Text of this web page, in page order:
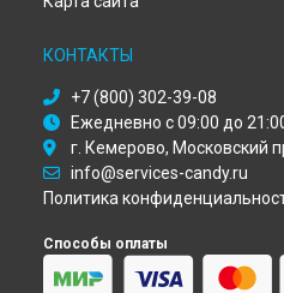
Ремонт холодильника CCDS
Ремонт холодильника CCDS
Ремонт холодильника CCDS
Челнах
Ремонт холодильника CCDS
КОНТАКТЫ
+7 (800) 302-39-08
Ежедневно с 09:00 до
г. Кемерово, Московский
info@services-candy.ru
Политика
Способы оплаты